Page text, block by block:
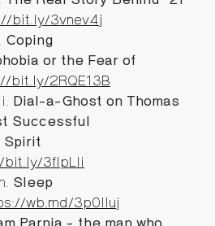
bit.ly/3vnev4j
Coping
or the Fear of
bit.ly/2RQE13B
Dial-a-Ghost on Thomas
Successful
Spirit
bit.ly/3fIpLli
Sleep
wb.md/3p0lluj